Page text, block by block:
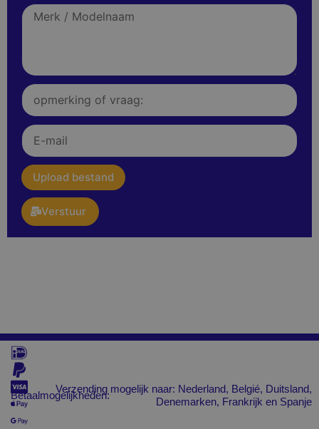
Merk
Opmerking
of
vraag:
E-
mail
upload
Upload bestand
Verstuur
Betaalmogelijkheden:
Verzending mogelijk naar: Nederland, Belgié, Duitsland,
Denemarken, Frankrijk en Spanje